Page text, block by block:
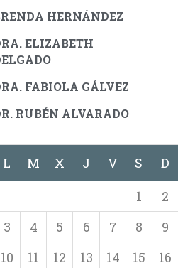
HERNÁNDEZ
ELIZABETH
FABIOLA GÁLVEZ
RUBÉN ALVARADO
L M X J V S
D
1
2
3
4 5 6 7 8
9
10
11 12 13 14 15
16